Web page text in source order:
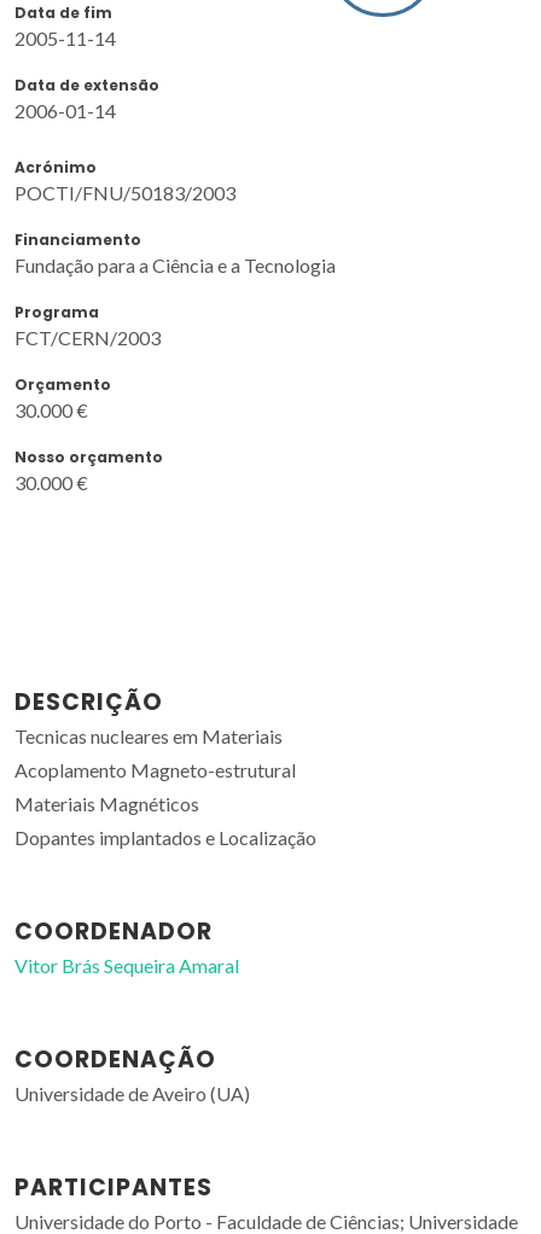
Data de fim
2005-11-14
Data de extensão
2006-01-14
Acrónimo
POCTI/FNU/50183/2003
Financiamento
Fundação para a Ciência e a Tecnologia
Programa
FCT/CERN/2003
Orçamento
30.000 €
Nosso orçamento
30.000 €
DESCRIÇÃO
Tecnicas nucleares em Materiais
Acoplamento Magneto-estrutural
Materiais Magnéticos
Dopantes implantados e Localização
COORDENADOR
Vitor Brás Sequeira Amaral
COORDENAÇÃO
Universidade de Aveiro (UA)
PARTICIPANTES
Universidade do Porto - Faculdade de Ciências; Universidade